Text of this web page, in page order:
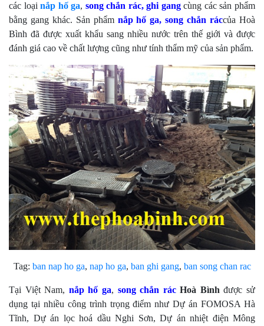
các loạinắp hố ga, song chắn rác, ghi gangcùng các sản phẩm
bằng gang khác. Sản phẩm nắp hố ga,song chắn ráccủa Hoà
Bình đã được xuất khẩu sang nhiều nước trên thế giới và được
đánh giá cao về chất lượng cũng như tính thẩm mỹ của sản phẩm.
Tag: ban nap ho ga, nap ho ga, ban ghi gang, ban song chan rac
Tại Việt Nam, nắp hố ga, song chắn rácHoà Bình được sử
dụng tại nhiều công trình trọng điểm như Dự án FOMOSA Hà
Tĩnh, Dự án lọc hoá dầu Nghi Sơn, Dự án nhiệt điện Mông